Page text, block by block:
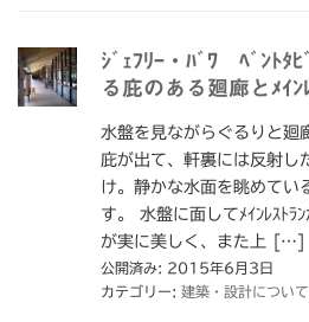
ｼﾞｪﾌﾘｰ・ﾊﾞﾜ ﾍﾞﾝﾄﾀﾋ
る庇のある廻廊とﾒｲﾝ
水盤を見ながらぐるりと廻
庇が出て、軒裏には反射し
け。静かな水面を眺めてい
す。 水盤に面してﾒｲﾝﾚｽﾄﾗ
が実に美しく、また上 […]
公開済み: 2015年6月3日
カテゴリー: 建築・設計について